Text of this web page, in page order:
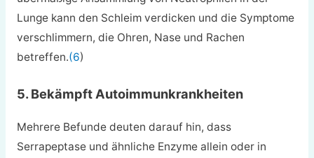
Lunge kann den Schleim verdicken und die Symptome
verschlimmern, die Ohren, Nase und Rachen
betreffen.(6)
5. Bekämpft Autoimmunkrankheiten
Mehrere Befunde deuten darauf hin, dass
Serrapeptase und ähnliche Enzyme allein oder in